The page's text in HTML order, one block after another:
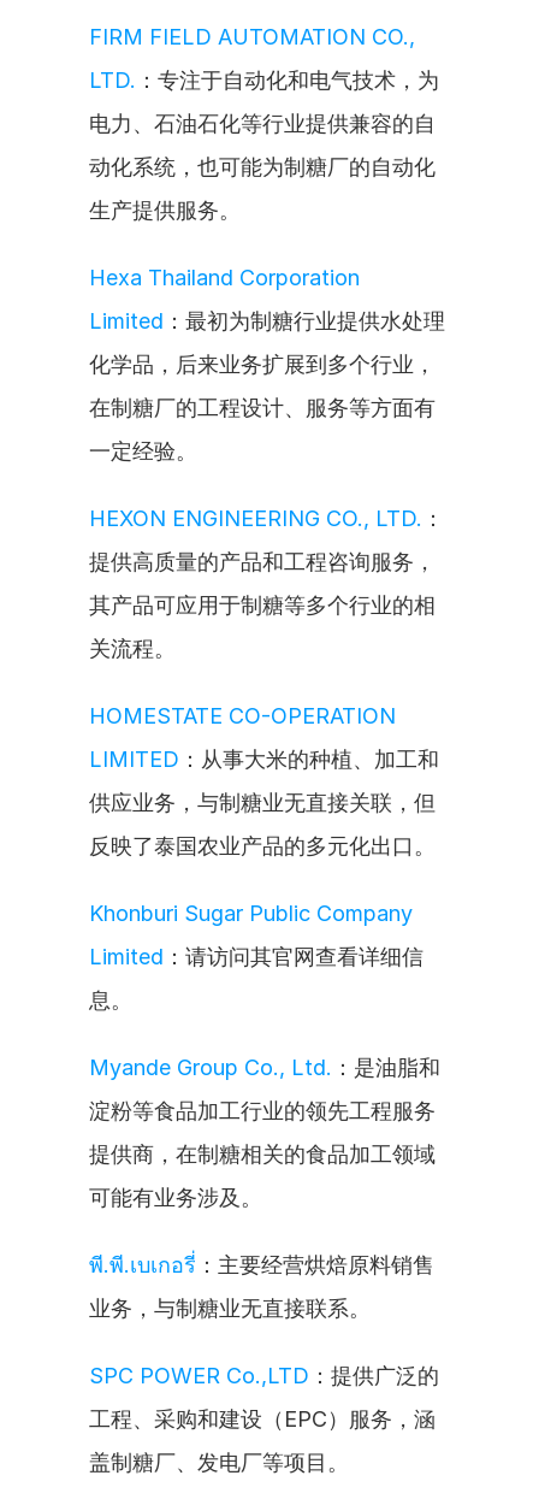
FIRM FIELD AUTOMATION CO.,
LTD. ：专注于自动化和电气技术，为
电力、石油石化等行业提供兼容的自
动化系统，也可能为制糖厂的自动化
生产提供服务。
Hexa Thailand Corporation
Limited ：最初为制糖行业提供水处理
化学品，后来业务扩展到多个行业，
在制糖厂的工程设计、服务等方面有
一定经验。
HEXON ENGINEERING CO., LTD. ：
提供高质量的产品和工程咨询服务，
其产品可应用于制糖等多个行业的相
关流程。
HOMESTATE CO-OPERATION
LIMITED ：从事大米的种植、加工和
供应业务，与制糖业无直接关联，但
反映了泰国农业产品的多元化出口。
Khonburi Sugar Public Company
Limited ：请访问其官网查看详细信
息。
Myande Group Co., Ltd. ：是油脂和
淀粉等食品加工行业的领先工程服务
提供商，在制糖相关的食品加工领域
可能有业务涉及。
พี.พี.เบเกอรี่ ：主要经营烘焙原料销售
业务，与制糖业无直接联系。
SPC POWER Co.,LTD ：提供广泛的
工程、采购和建设（EPC）服务，涵
盖制糖厂、发电厂等项目。